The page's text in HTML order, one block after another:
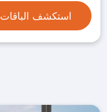
استكشف الباقات